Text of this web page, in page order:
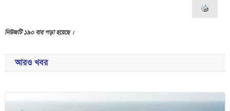
নিউজটি ১৯০ বার পড়া হয়েছে ।
আরও খবর